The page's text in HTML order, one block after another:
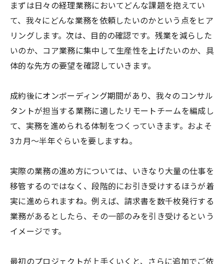
まずは日々の経理業務においてどんな課題を抱えてい
て、我々にどんな業務を依頼したいのかという点をヒア
リングします。次は、目的の確認です。残業を減らした
いのか、コア業務に集中して生産性を上げたいのか、具
体的な先方の要望を確認していきます。
成約後にオンボーディング期間があり、我々のコンサル
タントが担当する業務に適したリモートチームを編成し
て、実務を進められる体制をつくっていきます。およそ
3カ月～半年ぐらいを要しますね。
実際の業務の進め方については、いきなり大量の仕事を
移管するのではなく、段階的にお引き受けするほうが着
実に進められますね。例えば、請求書を数千枚発行する
業務があるとしたら、その一部のみを引き受けるという
イメージです。
最初のプロジェクトが上手くいくと、さらに追加でご依